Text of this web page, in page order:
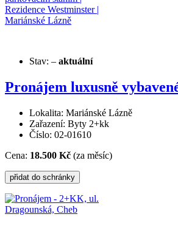
Stav: – aktuální
Pronájem luxusně
Lokalita: Mariánské Lázně
Zařazení: Byty 2+kk
Číslo: 02-01610
Cena: 18.500 Kč (za měsíc)